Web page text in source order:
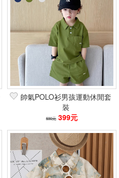
帥氣POLO衫男孩運動休閒套
裝
590元 399元